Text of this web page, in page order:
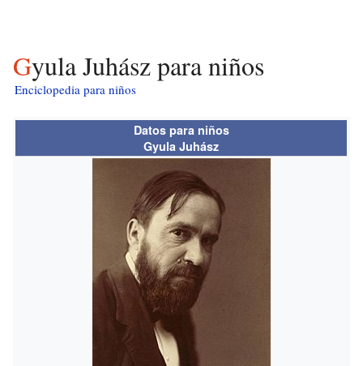
Gyula Juhász para niños
Enciclopedia para niños
Datos para niños
Gyula Juhász